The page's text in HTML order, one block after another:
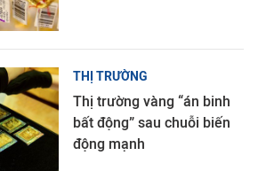
THỊ TRƯỜNG
Thị trường vàng “án binh
bất động” sau chuỗi biến
động mạnh